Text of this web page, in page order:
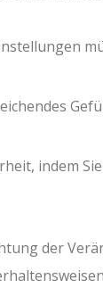
indem
der